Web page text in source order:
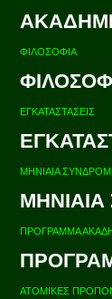
ΦΙΛΟΣΟΦΙΑ
ΕΓΚΑΤΑΣΤΑΣΕΙΣ
ΜΗΝΙΑΙΑ
ΠΡΟΓΡΑΜΜΑ
ΑΤΟΜΙΚΕΣ